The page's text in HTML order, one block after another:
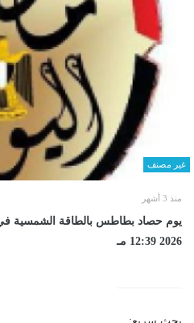
غير مصنف
منذ 3 أشهر
2026 12:39 مـ